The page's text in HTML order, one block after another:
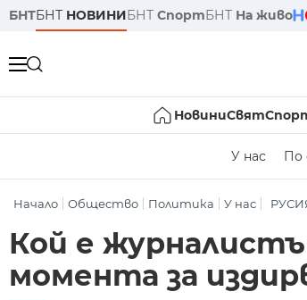
БНТБНТ НОВИНИБНТ СпортБНТ На живо
НовиниСвят
У нас По
Начало Общество Политика У нас
Кой е
момента за